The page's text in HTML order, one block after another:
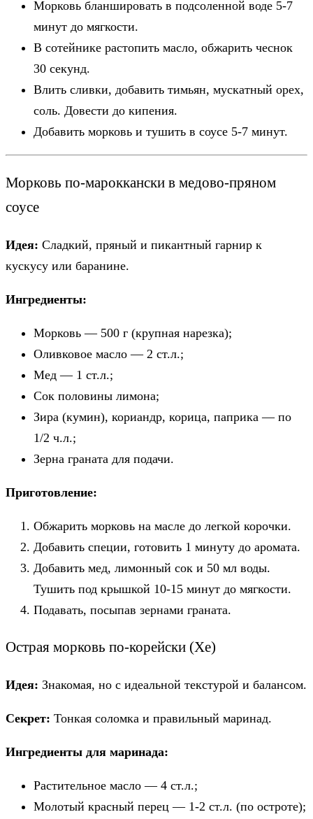
Морковь бланшировать в подсоленной воде 5-7
минут до мягкости.
В сотейнике растопить масло, обжарить чеснок
30 секунд.
Влить сливки, добавить тимьян, мускатный орех,
соль. Довести до кипения.
Добавить морковь и тушить в соусе 5-7 минут.
Морковь по-мароккански в медово-пряном
соусе
Идея: Сладкий, пряный и пикантный гарнир к
кускусу или баранине.
Ингредиенты:
Морковь — 500 г (крупная нарезка);
Оливковое масло — 2 ст.л.;
Мед — 1 ст.л.;
Сок половины лимона;
Зира (кумин), кориандр, корица, паприка — по
1/2 ч.л.;
Зерна граната для подачи.
Приготовление:
Обжарить морковь на масле до легкой корочки.
Добавить специи, готовить 1 минуту до аромата.
Добавить мед, лимонный сок и 50 мл воды.
Тушить под крышкой 10-15 минут до мягкости.
Подавать, посыпав зернами граната.
Острая морковь по-корейски (Хе)
Идея: Знакомая, но с идеальной текстурой и балансом.
Секрет: Тонкая соломка и правильный маринад.
Ингредиенты для маринада:
Растительное масло — 4 ст.л.;
Молотый красный перец — 1-2 ст.л. (по остроте);